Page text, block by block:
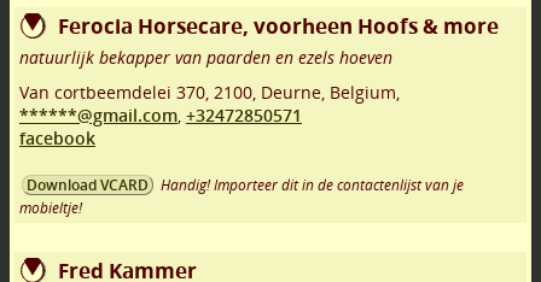
Ferocia Horsecare, voorheen Hoofs & more
natuurlijk bekapper van paarden en ezels hoeven
Van cortbeemdelei 370, 2100, Deurne, Belgium,
******@gmail.com, +32472850571
facebook
Download VCARD
Handig! Importeer dit in de contactenlijst van je
mobieltje!
Fred Kammer